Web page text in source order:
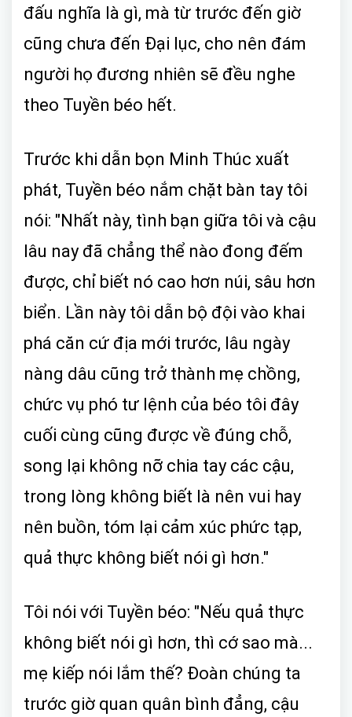
đấu nghĩa là gì, mà từ trước đến giờ
cũng chưa đến Đại lục, cho nên đám
người họ đương nhiên sẽ đều nghe
theo Tuyền béo hết.
Trước khi dẫn bọn Minh Thúc xuất
phát, Tuyền béo nắm chặt bàn tay tôi
nói: "Nhất này, tình bạn giữa tôi và cậu
lâu nay đã chẳng thể nào đong đếm
được, chỉ biết nó cao hơn núi, sâu hơn
biển. Lần này tôi dẫn bộ đội vào khai
phá căn cứ địa mới trước, lâu ngày
nàng dâu cũng trở thành mẹ chồng,
chức vụ phó tư lệnh của béo tôi đây
cuối cùng cũng được về đúng chỗ,
song lại không nỡ chia tay các cậu,
trong lòng không biết là nên vui hay
nên buồn, tóm lại cảm xúc phức tạp,
quả thực không biết nói gì hơn."
Tôi nói với Tuyền béo: "Nếu quả thực
không biết nói gì hơn, thì cớ sao mà...
mẹ kiếp nói lắm thế? Đoàn chúng ta
trước giờ quan quân bình đẳng, cậu